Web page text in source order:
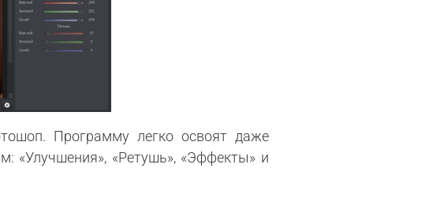
Программу легко освоят даже
«Улучшения», «Ретушь», «Эффекты» и